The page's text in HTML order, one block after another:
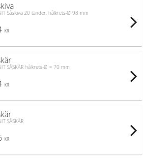
Såskiva 20 tänder, hålkrets-Ø 98 mm
KR
SÅSKÄR hålkrets-Ø = 70 mm
KR
SÅSKÄR
KR